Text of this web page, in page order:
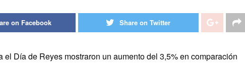
on Facebook Share on Twitter
el Día de Reyes mostraron un aumento del 3,5% en comparación